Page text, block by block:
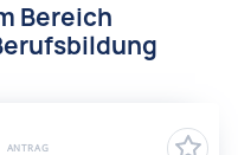
Bereich
ANTRAG